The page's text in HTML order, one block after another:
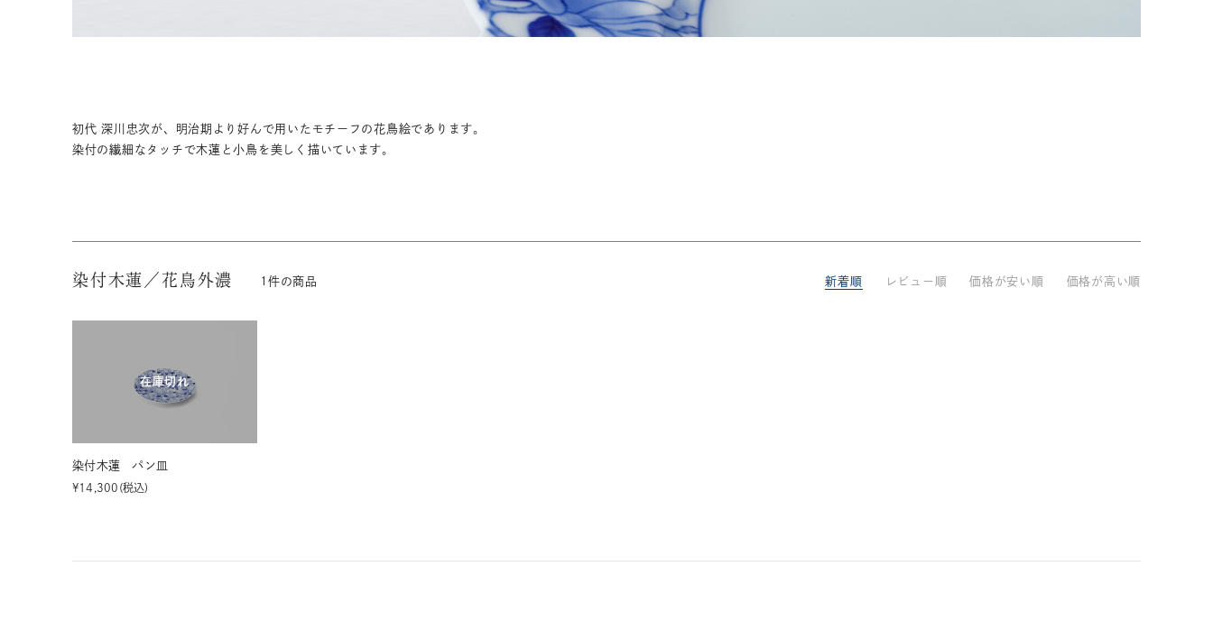
丼 鉢 食卓小物
初代 深川忠次が、明治期より好んで用いたモチーフの花鳥絵であります。
染付の繊細なタッチで木蓮と小鳥を美しく描いています。
染付木蓮／花鳥外濃 1 件の商品 新着順 レビュー順 価格が安い順 価格が高い順
染付木蓮 パン皿
¥14,300 税込
在庫切れ